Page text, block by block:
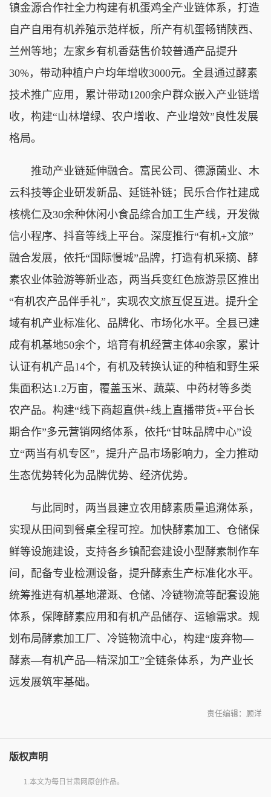
镇金源合作社全力构建有机蛋鸡全产业链体系，打造
自产自用有机养殖示范样板，所产有机蛋畅销陕西、
兰州等地；左家乡有机香菇售价较普通产品提升
30%，带动种植户户均年增收3000元。全县通过酵素
技术推广应用，累计带动1200余户群众嵌入产业链增
收，构建“山林增绿、农户增收、产业增效”良性发展
格局。
推动产业链延伸融合。富民公司、德源菌业、木
云科技等企业研发新品、延链补链；民乐合作社建成
核桃仁及30余种休闲小食品综合加工生产线，开发微
信小程序、抖音等线上平台。深度推行“有机+文旅”
融合发展，依托“国际慢城”品牌，打造有机采摘、酵
素农业体验游等新业态，两当兵变红色旅游景区推出
“有机农产品伴手礼”，实现农文旅互促互进。提升全
域有机产业标准化、品牌化、市场化水平。全县已建
成有机基地50余个，培育有机经营主体40余家，累计
认证有机产品14个，有机及转换认证的种植和野生采
集面积达1.2万亩，覆盖玉米、蔬菜、中药材等多类
农产品。构建“线下商超直供+线上直播带货+平台长
期合作”多元营销网络体系，依托“甘味品牌中心”设
立“两当有机专区”，提升产品市场影响力，全力推动
生态优势转化为品牌优势、经济优势。
与此同时，两当县建立农用酵素质量追溯体系，
实现从田间到餐桌全程可控。加快酵素加工、仓储保
鲜等设施建设，支持各乡镇配套建设小型酵素制作车
间，配备专业检测设备，提升酵素生产标准化水平。
统筹推进有机基地灌溉、仓储、冷链物流等配套设施
体系，保障酵素应用和有机产品储存、运输需求。规
划布局酵素加工厂、冷链物流中心，构建“废弃物—
酵素—有机产品—精深加工”全链条体系，为产业长
远发展筑牢基础。
责任编辑：顾洋
版权声明
1.本文为每日甘肃网原创作品。